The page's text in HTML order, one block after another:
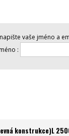
vaše jméno a
:
konstrukce)L